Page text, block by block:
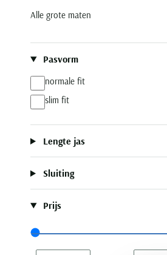
Alle grote maten
Pasvorm
normale fit
slim fit
Lengte jas
Sluiting
Prijs
Range slider min value
Range slider max value